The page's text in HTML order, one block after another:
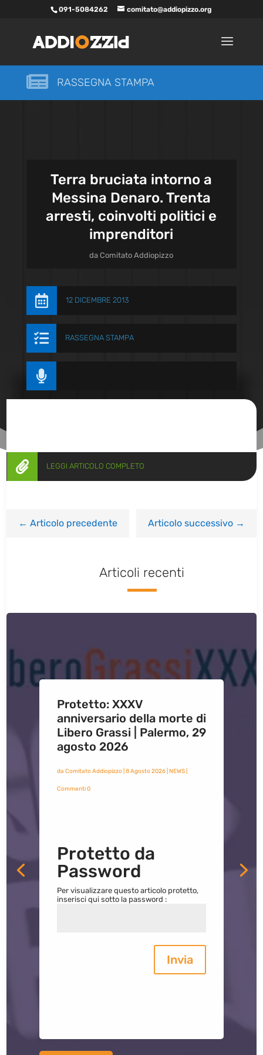
091-5084262 comitato@addiopizzo.org
 RASSEGNA STAMPA
Terra bruciata intorno a
Messina Denaro. Trenta
arresti, coinvolti politici e
imprenditori
daComitato Addiopizzo
 12 DICEMBRE 2013
 RASSEGNA STAMPA

 LEGGI ARTICOLO COMPLETO
←Articolo precedente Articolo successivo→
Articoli recenti
Protetto: XXXV
anniversario della morte di
Libero Grassi | Palermo, 29
agosto 2026
da Comitato Addiopizzo| 8 Agosto 2026| NEWS|
Commenti 0
Protetto da
Password
Per visualizzare questo articolo protetto,
inserisci qui sotto la password :
Invia